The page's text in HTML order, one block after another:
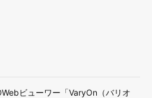
ビューワー「VaryOn（バリオ